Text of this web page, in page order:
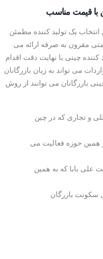
با قیمت مناسب
یک تولید کننده مطمئن
مقرون به صرفه ارائه می
کننده چینی با نهایت دقت اقدام
می تواند به زیان بازرگانان
بازرگانان می توانند از روش
و تجاری که در چین
همین حوزه فعالیت می
علی بابا که به همین
سکونت بازرگان